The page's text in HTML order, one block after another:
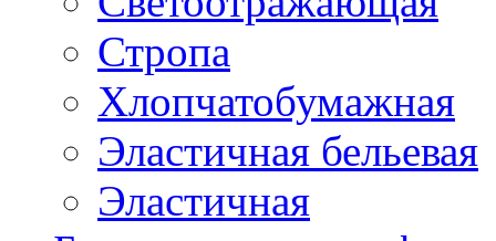
Стропа
Хлопчатобумажная
Эластичная бельевая
Эластичная